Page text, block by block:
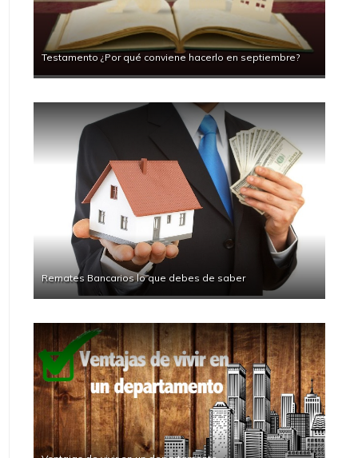
Testamento ¿Por qué conviene hacerlo en septiembre?
Remates Bancarios lo que debes de saber